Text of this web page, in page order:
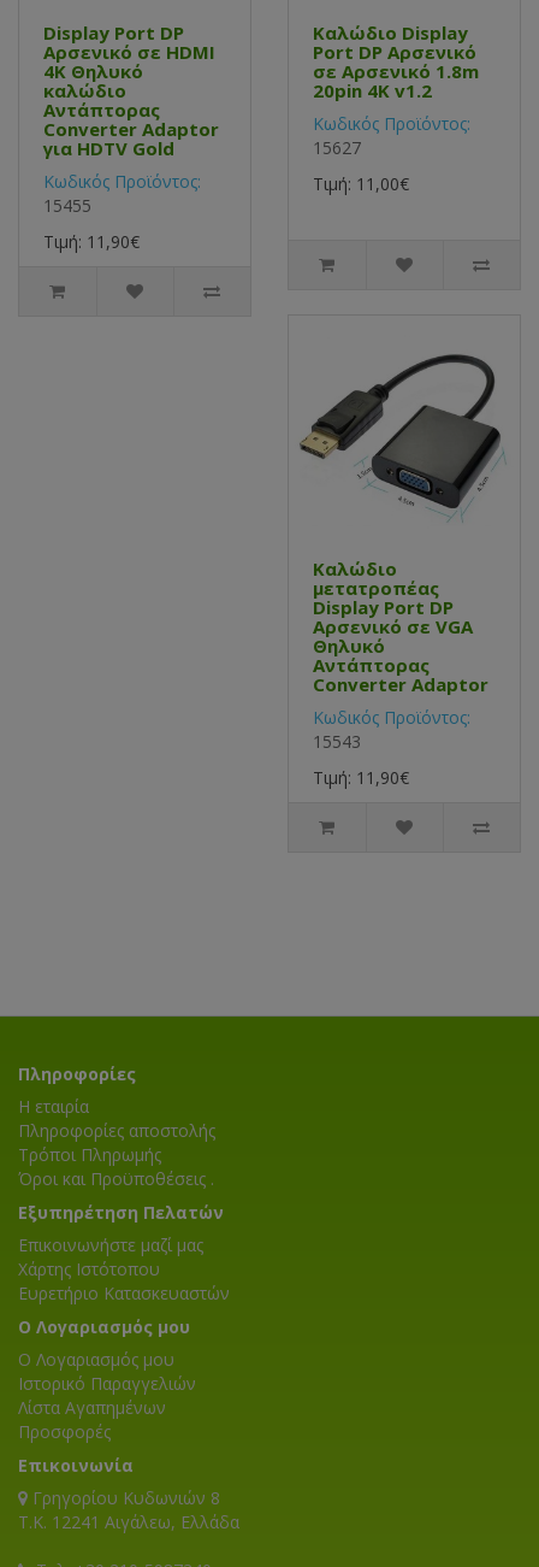
Display Port DP
Αρσενικό σε HDMI
4K Θηλυκό
καλώδιο
Αντάπτορας
Converter Adaptor
για HDTV Gold
Κωδικός Προϊόντος:
15455
Τιμή: 11,90€
Καλώδιο Display
Port DP Αρσενικό
σε Αρσενικό 1.8m
20pin 4K v1.2
Κωδικός Προϊόντος:
15627
Τιμή: 11,00€
Καλώδιο
μετατροπέας
Display Port DP
Αρσενικό σε VGA
Θηλυκό
Αντάπτορας
Converter Adaptor
Κωδικός Προϊόντος:
15543
Τιμή: 11,90€
Πληροφορίες
Η εταιρία
Πληροφορίες αποστολής
Τρόποι Πληρωμής
Όροι και Προϋποθέσεις .
Εξυπηρέτηση Πελατών
Επικοινωνήστε μαζί μας
Χάρτης Ιστότοπου
Ευρετήριο Κατασκευαστών
Ο Λογαριασμός μου
Ο Λογαριασμός μου
Ιστορικό Παραγγελιών
Λίστα Αγαπημένων
Προσφορές
Επικοινωνία
Γρηγορίου Κυδωνιών 8
T.K. 12241 Αιγάλεω, Ελλάδα